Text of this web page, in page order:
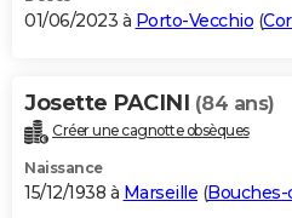
01/06/2023 à Porto-Vecchio (
Josette PACINI (84 ans)
Créer une cagnotte obsèques
Naissance
15/12/1938 à Marseille (